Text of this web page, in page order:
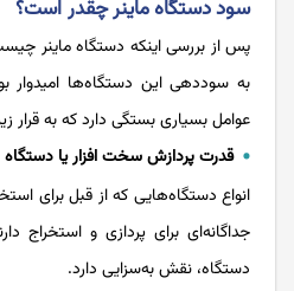
سود دستگاه ماینر چقدر است؟
پس از بررسی اینکه دستگاه ماینر
به سوددهی این دستگاه‌ها امیدوار
عوامل بسیاری بستگی دارد که به قرار
قدرت پردازش سخت ‌افزار یا دستگاه
انواع دستگاه‌هایی که از قبل برای
جداگانه‌ای برای پردازی و استخراج
دستگاه، نقش به‌سزایی دارد.